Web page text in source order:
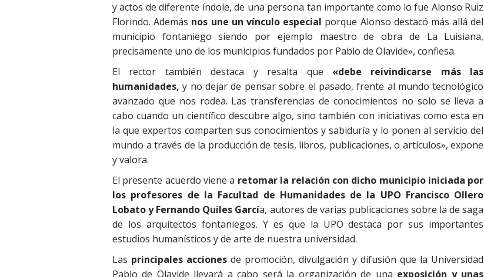
y actos de diferente índole, de una persona tan importante como lo fue Alonso Ruiz
Florindo. Además nos une un vínculo especial porque Alonso destacó más allá del
municipio fontaniego siendo por ejemplo maestro de obra de La Luisiana,
precisamente uno de los municipios fundados por Pablo de Olavide», confiesa.
El rector también destaca y resalta que «debe reivindicarse más las
humanidades, y no dejar de pensar sobre el pasado, frente al mundo tecnológico
avanzado que nos rodea. Las transferencias de conocimientos no solo se lleva a
cabo cuando un científico descubre algo, sino también con iniciativas como esta en
la que expertos comparten sus conocimientos y sabiduría y lo ponen al servicio del
mundo a través de la producción de tesis, libros, publicaciones, o artículos», expone
y valora.
El presente acuerdo viene a retomar la relación con dicho municipio iniciada por
los profesores de la Facultad de Humanidades de la UPO Francisco Ollero
Lobato y Fernando Quiles García, autores de varias publicaciones sobre la de saga
de los arquitectos fontaniegos. Y es que la UPO destaca por sus importantes
estudios humanísticos y de arte de nuestra universidad.
Las principales acciones de promoción, divulgación y difusión que la Universidad
Pablo de Olavide llevará a cabo será la organización de una exposición y unas